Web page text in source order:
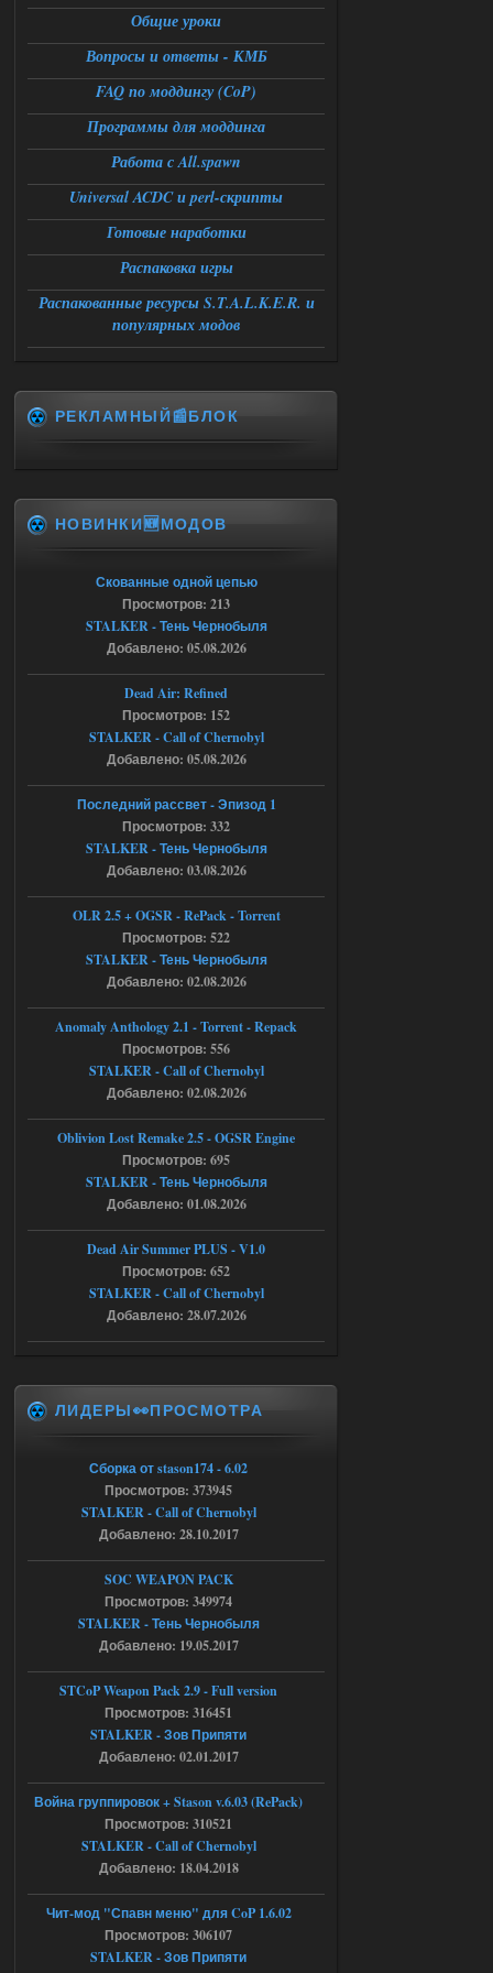
Ответить ➤
06.08.2026
Спавнер + Правки + Античит - Dead
City Final
Stalker-Mods-Clan-su
Доступно только для пользователей
Ответить ➤
06.08.2026
Спавнер + Правки + Античит - Dead
City Final
Michman1970
06.08.2026
как изменить макс сумму
ставки в файлах чтобы
Ответить ➤
Тайна Зоны - Remaster 2026
Stalker-Mods-Clan-su
Доступно только для пользователей
Ответить ➤
05.08.2026
Тайна Зоны - Remaster 2026
AndreySA
патч я установил после
установки мода, да, ладно,
наверное вы правы придется ожидать
Тайна Зоны - Remaster 2026
Stalker-Mods-Clan-su
Доступно только для пользователей
Ответить ➤
Тайна Зоны - Remaster 2026
20:25
AndreySA
[05.08.26
20:23:10.934] [17468]
FATAL ERROR
[error]Expression : FATAL ERROR
t_engine.cpp
[error]Description :
shadow of
chernobyl\gamedata\scripts\xr_camper.sc
ript:510: attempt to index local 'manager'
(a nil value)
Вылет после захода в Припять.
Ответить ➤
05.08.2026
Скованные одной цепью
r4908778
с избавлением от баласта,
доходяга.
Ответить ➤
05.08.2026
Путь во мгле + GUNSLINGER mod
Stalker-Mods-Clan-su
Доступно только для пользователей
05.08.2026
Путь во мгле + GUNSLINGER mod
Общие уроки
Вопросы и ответы - КМБ
FAQ по моддингу (CoP)
Программы для моддинга
Работа с All.spawn
Universal ACDC и perl-скрипты
Готовые наработки
Распаковка игры
Распакованные ресурсы S.T.A.L.K.E.R. и
популярных модов
РЕКЛАМНЫЙ📰БЛОК
НОВИНКИ🆕МОДОВ
Скованные одной цепью
Просмотров: 213
STALKER - Тень Чернобыля
Добавлено: 05.08.2026
Dead Air: Refined
Просмотров: 152
STALKER - Call of Chernobyl
Добавлено: 05.08.2026
Последний рассвет - Эпизод 1
Просмотров: 332
STALKER - Тень Чернобыля
Добавлено: 03.08.2026
OLR 2.5 + OGSR - RePack - Torrent
Просмотров: 522
STALKER - Тень Чернобыля
Добавлено: 02.08.2026
Anomaly Anthology 2.1 - Torrent - Repack
Просмотров: 556
STALKER - Call of Chernobyl
Добавлено: 02.08.2026
Oblivion Lost Remake 2.5 - OGSR Engine
Просмотров: 695
STALKER - Тень Чернобыля
Добавлено: 01.08.2026
Dead Air Summer PLUS - V1.0
Просмотров: 652
STALKER - Call of Chernobyl
Добавлено: 28.07.2026
ЛИДЕРЫ👀ПРОСМОТРА
Сборка от stason174 - 6.02
Просмотров: 373945
STALKER - Call of Chernobyl
Добавлено: 28.10.2017
SOC WEAPON PACK
Просмотров: 349974
STALKER - Тень Чернобыля
Добавлено: 19.05.2017
STCoP Weapon Pack 2.9 - Full version
Просмотров: 316451
STALKER - Зов Припяти
Добавлено: 02.01.2017
Война группировок + Stason v.6.03 (RePack)
Просмотров: 310521
STALKER - Call of Chernobyl
Добавлено: 18.04.2018
Чит-мод "Спавн меню" для CoP 1.6.02
Просмотров: 306107
STALKER - Зов Припяти